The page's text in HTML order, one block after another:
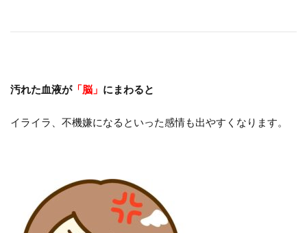
汚れた血液が「脳」 にまわると
イライラ、不機嫌になるといった感情も出やすくなります。